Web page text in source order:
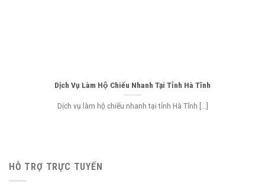
Dịch Vụ Làm Hộ Chiếu Nhanh Tại Tỉnh Hà Tĩnh
Dịch vụ làm hộ chiếu nhanh tại tỉnh Hà Tĩnh [...]
HỖ TRỢ TRỰC TUYẾN